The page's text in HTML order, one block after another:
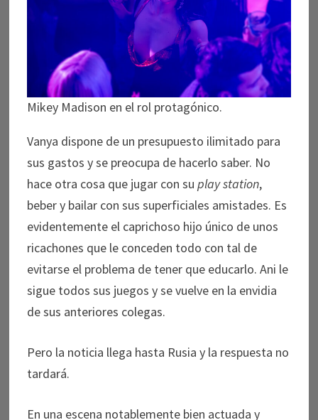
Mikey Madison en el rol protagónico.
Vanya dispone de un presupuesto ilimitado para
sus gastos y se preocupa de hacerlo saber. No
hace otra cosa que jugar con su play station,
beber y bailar con sus superficiales amistades. Es
evidentemente el caprichoso hijo único de unos
ricachones que le conceden todo con tal de
evitarse el problema de tener que educarlo. Ani le
sigue todos sus juegos y se vuelve en la envidia
de sus anteriores colegas.
Pero la noticia llega hasta Rusia y la respuesta no
tardará.
En una escena notablemente bien actuada y